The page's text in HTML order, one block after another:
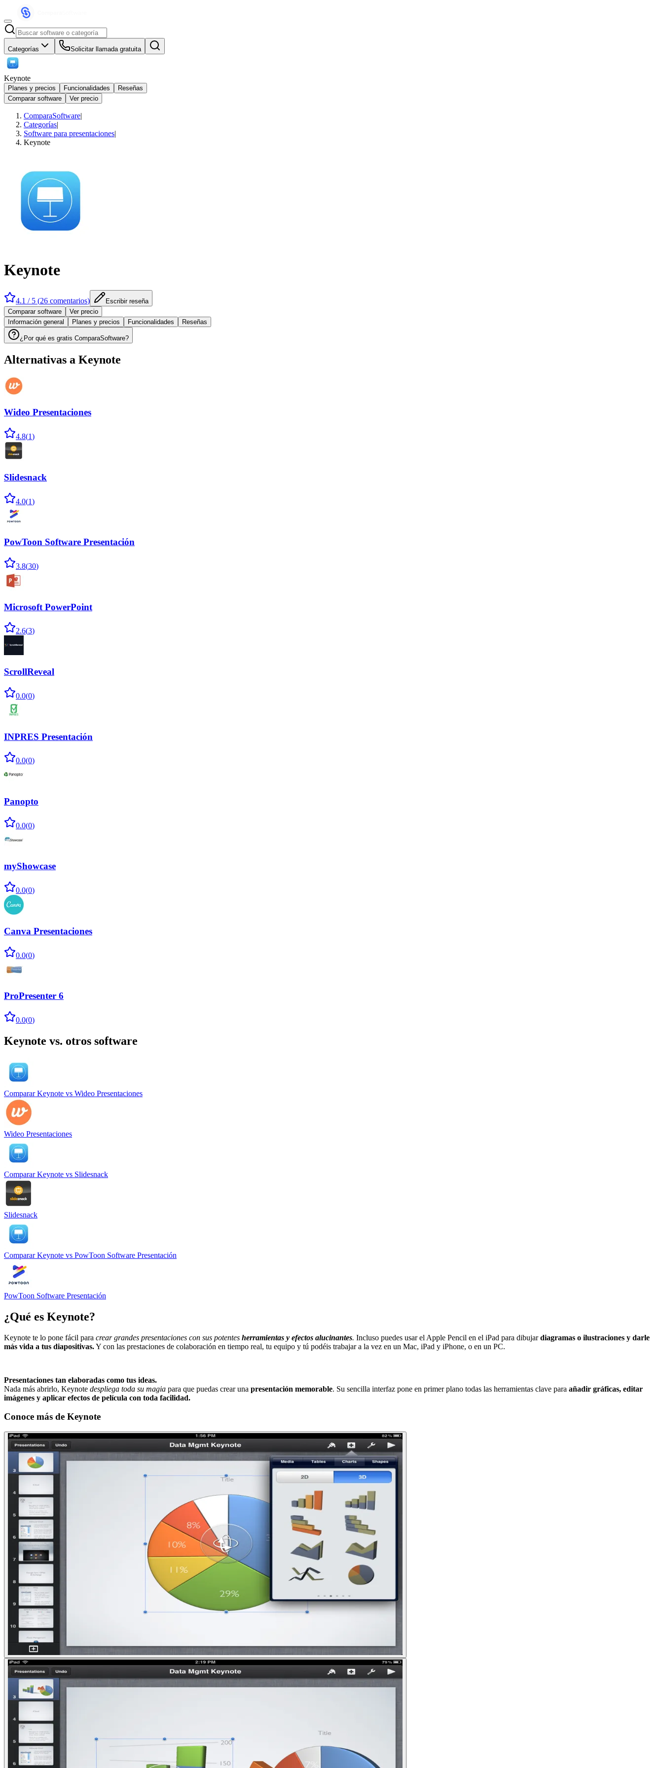
Categorías Solicitar llamada gratuita
Keynote
Planes y precios Funcionalidades
Reseñas
Comparar software
Ver precio
ComparaSoftware|
Categorías|
Software para presentaciones|
Keynote
Keynote
4.1 / 5 (26 comentarios)
Escribir reseña
Comparar software
Ver precio
Información general
Planes y precios Funcionalidades Reseñas
¿Por qué es gratis ComparaSoftware?
Alternativas a Keynote
Wideo Presentaciones
4.8(1)
Slidesnack
4.0(1)
PowToon Software Presentación
3.8(30)
Microsoft PowerPoint
2.6(3)
ScrollReveal
0.0(0)
INPRES Presentación
0.0(0)
Panopto
0.0(0)
myShowcase
0.0(0)
Canva Presentaciones
0.0(0)
ProPresenter 6
0.0(0)
Keynote vs. otros software
Comparar Keynote vs Wideo Presentaciones
Wideo Presentaciones
Comparar Keynote vs Slidesnack
Slidesnack
Comparar Keynote vs PowToon Software Presentación
PowToon Software Presentación
¿Qué es Keynote?
Keynote te lo pone fácil para crear grandes presentaciones con sus potentes herramientas y efectos alucinantes. Incluso puedes usar el Apple Pencil en el iPad para dibujardiagramas o ilustraciones y darle
más vida a tus diapositivas.Y con las prestaciones de colaboración en tiempo real, tu equipo y tú podéis trabajar a la vez en un Mac, iPad y iPhone, o en un PC.
Presentaciones tan elaboradas como tus ideas.
Nada más abrirlo, Keynote despliega toda su magia para que puedas crear una presentación memorable. Su sencilla interfaz pone en primer plano todas las herramientas clave para añadir gráficas, editar
imágenes y aplicar efectos de película con toda facilidad.
Conoce más de Keynote